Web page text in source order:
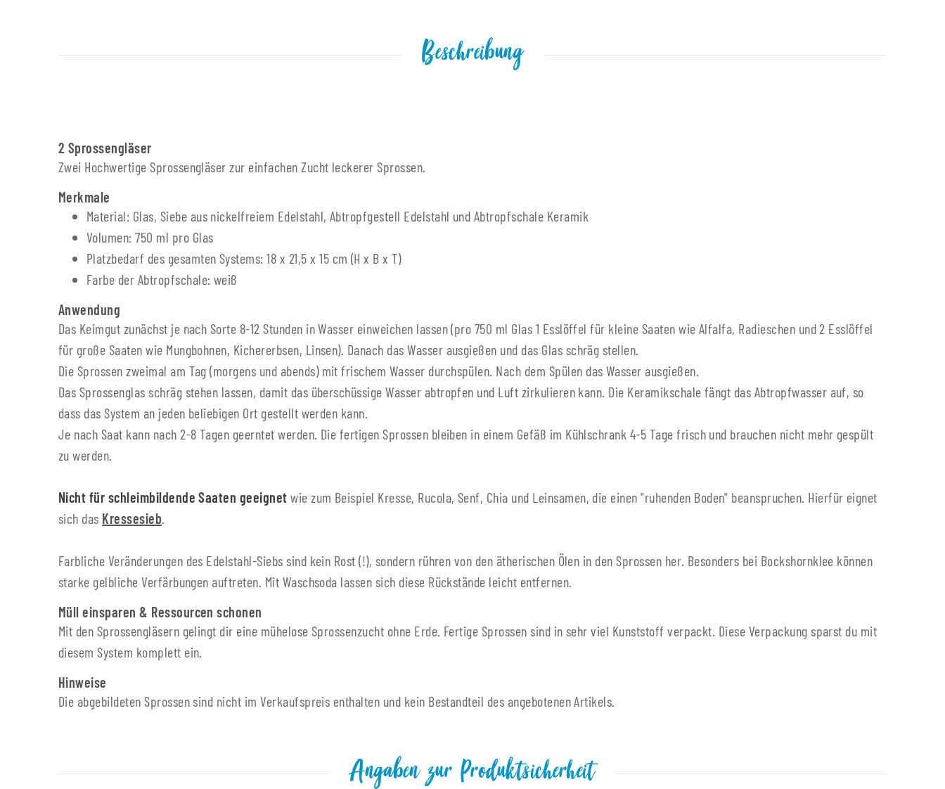
Beschreibung
2 Sprossengläser
Zwei Hochwertige Sprossengläser zur einfachen Zucht leckerer Sprossen.
Merkmale
Material: Glas, Siebe aus nickelfreiem Edelstahl, Abtropfgestell Edelstahl und Abtropfschale Keramik
Volumen: 750 ml pro Glas
Platzbedarf des gesamten Systems: 18 x 21,5 x 15 cm (H x B x T)
Farbe der Abtropfschale: weiß
Anwendung
Das Keimgut zunächst je nach Sorte 8-12 Stunden in Wasser einweichen lassen (pro 750 ml Glas 1 Esslöffel für kleine Saaten wie Alfalfa, Radieschen und 2 Esslöffel
für große Saaten wie Mungbohnen, Kichererbsen, Linsen). Danach das Wasser ausgießen und das Glas schräg stellen.
Die Sprossen zweimal am Tag (morgens und abends) mit frischem Wasser durchspülen. Nach dem Spülen das Wasser ausgießen.
Das Sprossenglas schräg stehen lassen, damit das überschüssige Wasser abtropfen und Luft zirkulieren kann. Die Keramikschale fängt das Abtropfwasser auf, so
dass das System an jeden beliebigen Ort gestellt werden kann.
Je nach Saat kann nach 2-8 Tagen geerntet werden. Die fertigen Sprossen bleiben in einem Gefäß im Kühlschrank 4-5 Tage frisch und brauchen nicht mehr gespült
zu werden.
Nicht für schleimbildende Saaten geeignet wie zum Beispiel Kresse, Rucola, Senf, Chia und Leinsamen, die einen "ruhenden Boden" beanspruchen. Hierfür eignet
sich das Kressesieb.
Farbliche Veränderungen des Edelstahl-Siebs sind kein Rost (!), sondern rühren von den ätherischen Ölen in den Sprossen her. Besonders bei Bockshornklee können
starke gelbliche Verfärbungen auftreten. Mit Waschsoda lassen sich diese Rückstände leicht entfernen.
Müll einsparen & Ressourcen schonen
Mit den Sprossengläsern gelingt dir eine mühelose Sprossenzucht ohne Erde. Fertige Sprossen sind in sehr viel Kunststoff verpackt. Diese Verpackung sparst du mit
diesem System komplett ein.
Hinweise
Die abgebildeten Sprossen sind nicht im Verkaufspreis enthalten und kein Bestandteil des angebotenen Artikels.
Angaben zur Produktsicherheit